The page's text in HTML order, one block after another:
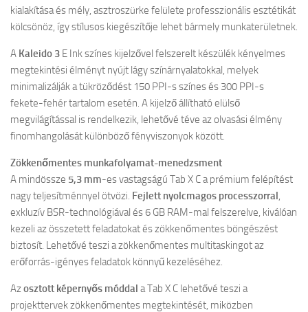
kialakítása és mély, asztroszürke felülete professzionális esztétikát
kölcsönöz, így stílusos kiegészítője lehet bármely munkaterületnek.
A Kaleido 3 E Ink színes kijelzővel felszerelt készülék kényelmes
megtekintési élményt nyújt lágy színárnyalatokkal, melyek
minimalizálják a tükröződést 150 PPI-s színes és 300 PPI-s
fekete-fehér tartalom esetén. A kijelző állítható elülső
megvilágítással is rendelkezik, lehetővé téve az olvasási élmény
finomhangolását különböző fényviszonyok között.
Zökkenőmentes munkafolyamat-menedzsment
A mindössze 5,3 mm-es vastagságú Tab X C a prémium felépítést
nagy teljesítménnyel ötvözi. Fejlett nyolcmagos processzorral,
exkluzív BSR-technológiával és 6 GB RAM-mal felszerelve, kiválóan
kezeli az összetett feladatokat és zökkenőmentes böngészést
biztosít. Lehetővé teszi a zökkenőmentes multitaskingot az
erőforrás-igényes feladatok könnyű kezeléséhez.
Azosztott képernyős móddal a Tab X C lehetővé teszi a
projekttervek zökkenőmentes megtekintését, miközben